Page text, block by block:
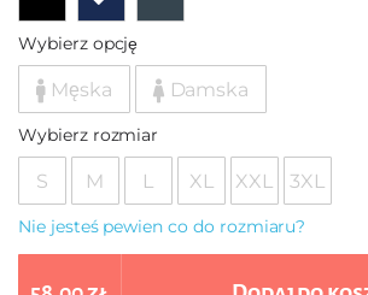
Wybierz opcję
Męska Damska
Wybierz rozmiar
S M L XL XXL 3XL
Nie jesteś pewien co do rozmiaru?